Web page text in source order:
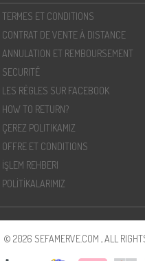
TERMES ET CONDITIONS
CONTRAT DE VENTE À DISTANCE
ANNULATION ET REMBOURSEMENT
SECURITÉ
LES RÈGLES SUR FACEBOOK
HOW TO RETURN?
ÇEREZ POLITIKAMIZ
OFFRE ET CONDITIONS
İŞLEM REHBERI
POLİTİKALARIMIZ
© 2026 SEFAMERVE.COM , ALL